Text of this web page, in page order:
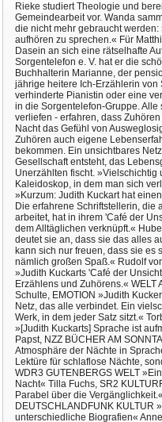
Rieke studiert Theologie und
Gemeindearbeit vor. Wanda
die nicht mehr gebraucht
aufhören zu sprechen.« Für
Dasein an sich eine rätselhafte
Sorgentelefon e. V. hat er die
Buchhalterin Marianne, der
jährige heitere Ich-Erzählerin von
verhinderte Pianistin oder eine
in die Sorgentelefon-Gruppe.
verliefen - erfahren, dass
Nacht das Gefühl von
Zuhören auch eigene
bekommen. Ein unsichtbares
Gesellschaft entsteht, das
Unerzählten fischt.
Kaleidoskop, in dem man sich
»Kurzum: Judith Kuckart hat
Die erfahrene Schriftstellerin, die
arbeitet, hat in ihrem 'Café der
dem Alltäglichen verknüpft.«
deutet sie an, dass sie das alles
kann sich nur freuen, dass sie es
nämlich großen Spaß.« Rudolf
»Judith Kuckarts 'Café der
Erzählens und Zuhörens.« WELT
Schulte, EMOTION »Judith
Netz, das alle verbindet. Ein
Werk, in dem jeder Satz sitzt.«
»[Judith Kuckarts] Sprache ist
Papst, NZZ BÜCHER AM
Atmosphäre der Nächte in
Lektüre für schlaflose Nächte,
WDR3 GUTENBERGS WELT
Nacht« Tilla Fuchs, SR2
Parabel über die
DEUTSCHLANDFUNK KULTUR
unterschiedliche Biografien«